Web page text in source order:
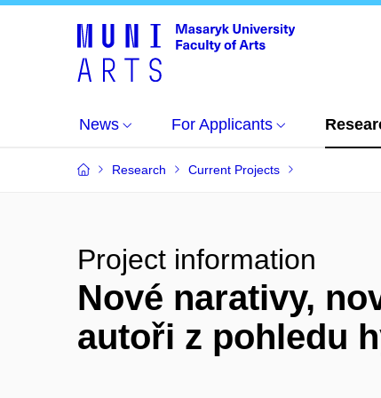
News For Applicants
Research Current Projects
Project information
Nové narativy,
autoři z pohledu